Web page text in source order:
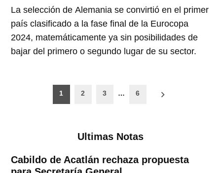
La selección de Alemania se convirtió en el primer
país clasificado a la fase final de la Eurocopa
2024, matemáticamente ya sin posibilidades de
bajar del primero o segundo lugar de su sector.
Paginación
1 2 3 … 6
Ultimas Notas
Cabildo de Acatlán rechaza propuesta